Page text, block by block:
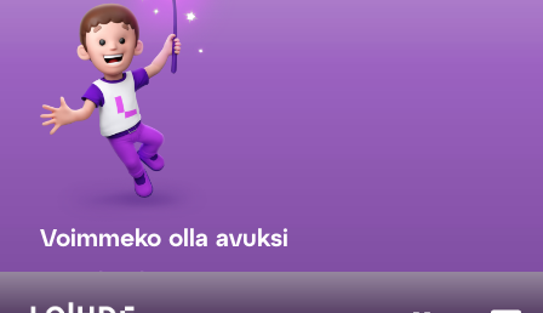
Voimmeko olla avuksi
myynti@loihde.com